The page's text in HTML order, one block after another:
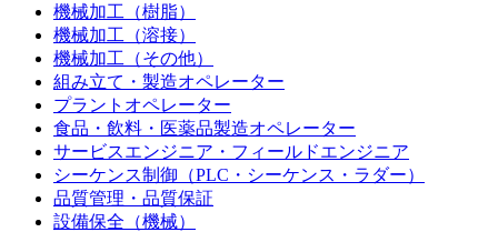
機械加工（樹脂）
機械加工（溶接）
機械加工（その他）
組み立て・製造オペレーター
プラントオペレーター
食品・飲料・医薬品製造オペレーター
サービスエンジニア・フィールドエンジニア
シーケンス制御（PLC・シーケンス・ラダー）
品質管理・品質保証
設備保全（機械）